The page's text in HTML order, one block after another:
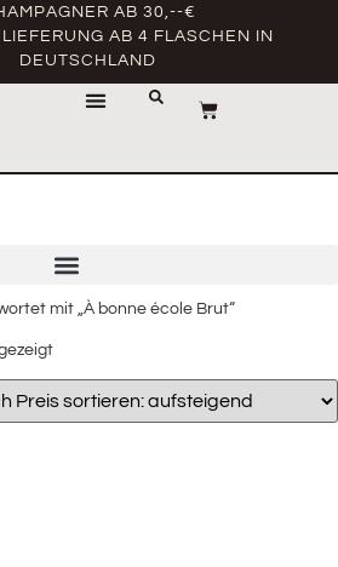
AB 30,--€
AB 4 FLASCHEN IN
DEUTSCHLAND
mit „À bonne école Brut“